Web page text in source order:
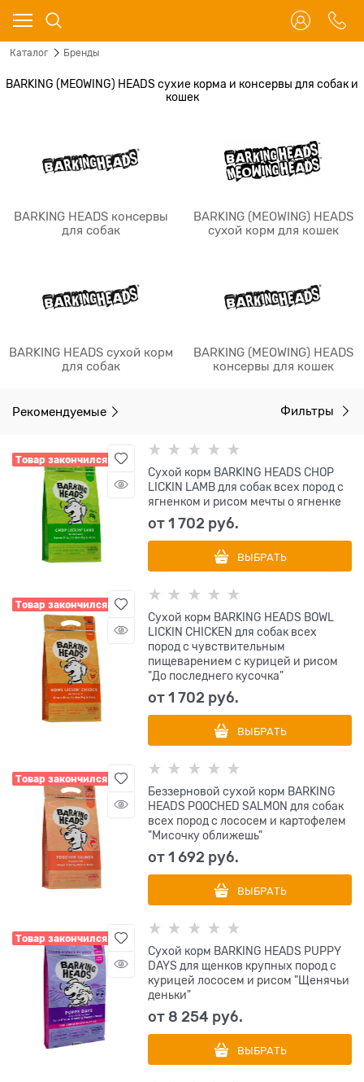
Каталог Бренды
BARKING (MEOWING) HEADS сухие корма и консервы для собак и
кошек
BARKING HEADS консервы
для собак
BARKING (MEOWING) HEADS
сухой корм для кошек
BARKING HEADS сухой корм
для собак
BARKING (MEOWING) HEADS
консервы для кошек
Рекомендуемые Фильтры
Товар закончился
Сухой корм BARKING HEADS CHOP
LICKIN LAMB для собак всех пород с
ягненком и рисом мечты о ягненке
от1 702 руб.
ВЫБРАТЬ
Товар закончился
Сухой корм BARKING HEADS BOWL
LICKIN CHICKEN для собак всех
пород с чувствительным
пищеварением с курицей и рисом
"До последнего кусочка"
от1 702 руб.
ВЫБРАТЬ
Товар закончился
Беззерновой cухой корм BARKING
HEADS POOCHED SALMON для собак
всех пород с лососем и картофелем
"Мисочку оближешь"
от1 692 руб.
ВЫБРАТЬ
Товар закончился
Сухой корм BARKING HEADS PUPPY
DAYS для щенков крупных пород с
курицей лососем и рисом "Щенячьи
деньки"
от 8 254 руб.
ВЫБРАТЬ